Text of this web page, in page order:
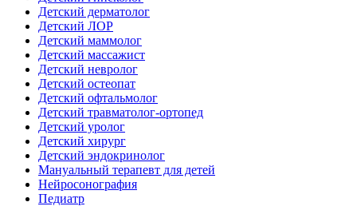
Детский дерматолог
Детский ЛОР
Детский маммолог
Детский массажист
Детский невролог
Детский остеопат
Детский офтальмолог
Детский травматолог-ортопед
Детский уролог
Детский хирург
Детский эндокринолог
Мануальный терапевт для детей
Нейросонография
Педиатр